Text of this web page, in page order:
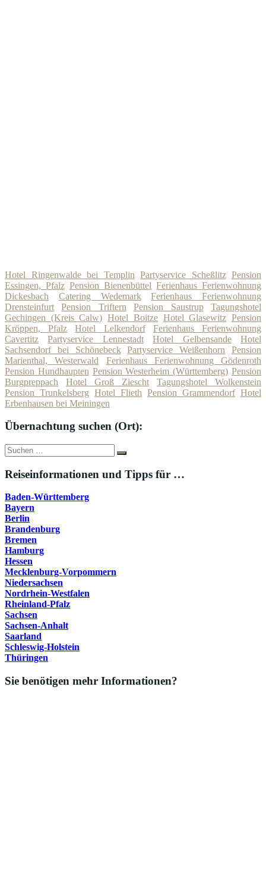
Hotel Ringenwalde bei Templin Partyservice Scheßlitz Pension
Essingen, Pfalz Pension Bienenbüttel Ferienhaus Ferienwohnung
Dickesbach
Catering Wedemark
Ferienhaus Ferienwohnung
Drensteinfurt
Pension Triftern Pension Saustrup
Tagungshotel
Gechingen (Kreis Calw) Hotel Boitze Hotel Glasewitz Pension
Kröppen, Pfalz
Hotel Lelkendorf
Ferienhaus Ferienwohnung
Cavertitz
Partyservice Lennestadt Hotel Gelbensande
Hotel
Sachsendorf bei Schönebeck
Partyservice Weißenhorn
Pension
Marienthal, Westerwald
Ferienhaus Ferienwohnung Gödenroth
Pension Hundhaupten Pension Westerheim (Württemberg) Pension
Burgpreppach
Hotel Groß Ziescht
Tagungshotel Wolkenstein
Pension Trunkelsberg Hotel Flieth Pension Grammendorf Hotel
Erbenhausen bei Meiningen
Übernachtung suchen (Ort):
Suche
nach:
Suchen
Reiseinformationen und Tipps für …
Baden-Württemberg
Bayern
Berlin
Brandenburg
Bremen
Hamburg
Hessen
Mecklenburg-Vorpommern
Niedersachsen
Nordrhein-Westfalen
Rheinland-Pfalz
Sachsen
Sachsen-Anhalt
Saarland
Schleswig-Holstein
Thüringen
Sie benötigen mehr Informationen?